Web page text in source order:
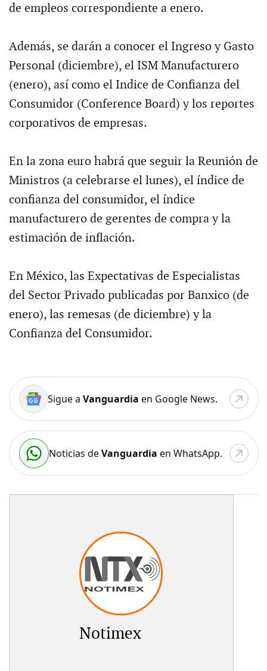
de empleos correspondiente a enero.
Además, se darán a conocer el Ingreso y Gasto
Personal (diciembre), el ISM Manufacturero
(enero), así como el Indice de Confianza del
Consumidor (Conference Board) y los reportes
corporativos de empresas.
En la zona euro habrá que seguir la Reunión de
Ministros (a celebrarse el lunes), el índice de
confianza del consumidor, el índice
manufacturero de gerentes de compra y la
estimación de inflación.
En México, las Expectativas de Especialistas
del Sector Privado publicadas por Banxico (de
enero), las remesas (de diciembre) y la
Confianza del Consumidor.
Sigue a Vanguardia en Google News.
Noticias deVanguardia en WhatsApp.
Notimex